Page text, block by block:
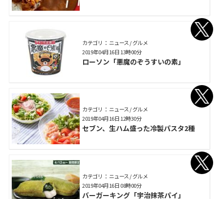
カテゴリ： ニュース / グルメ
ローソン「悪魔のぞうすいの素」
2019年04月16日 13時00分
カテゴリ： ニュース / グルメ
セブン、生ハム盛った冷製パスタ2種
2019年04月16日 12時30分
カテゴリ： ニュース / グルメ
バーガーキング「宇治抹茶パイ」
2019年04月16日 08時00分